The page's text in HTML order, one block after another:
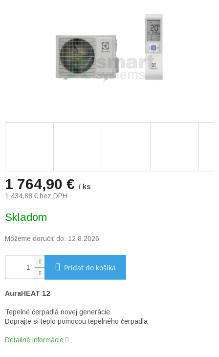
1 764,90 € / ks
1 434,88 € bez DPH
cena:
Skladom
Môžeme doručiť do: 12.8.2026
Pridať do košíka
AuraHEAT 12
Tepelné čerpadlá novej generácie
Doprajte si teplo pomocou tepelného čerpadla
Detailné informácie